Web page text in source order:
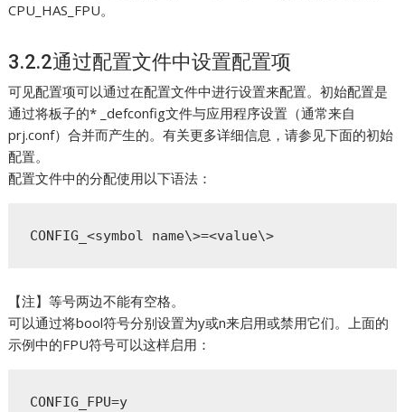
CPU_HAS_FPU。
3.2.2通过配置文件中设置配置项
可见配置项可以通过在配置文件中进行设置来配置。初始配置是
通过将板子的* _defconfig文件与应用程序设置（通常来自
prj.conf）合并而产生的。有关更多详细信息，请参见下面的初始
配置。
配置文件中的分配使用以下语法：
CONFIG_<symbol name\>=<value\>
【注】等号两边不能有空格。
可以通过将bool符号分别设置为y或n来启用或禁用它们。上面的
示例中的FPU符号可以这样启用：
CONFIG_FPU=y